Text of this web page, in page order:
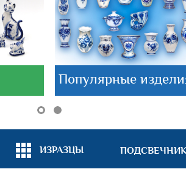
Популярные
ИЗРАЗЦЫ